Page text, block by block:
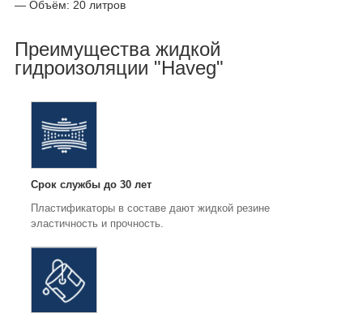
— Объём: 20 литров
Преимущества жидкой
гидроизоляции "Haveg"
Срок службы до 30 лет
Пластификаторы в составе дают жидкой резине
эластичность и прочность.